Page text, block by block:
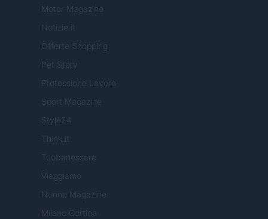
Motor Magazine
Notizie.it
Offerte Shopping
Pet Story
Professione Lavoro
Sport Magazine
Style24
Think.it
Tuobenessere
Viaggiamo
Nonne Magazine
Milano Cortina